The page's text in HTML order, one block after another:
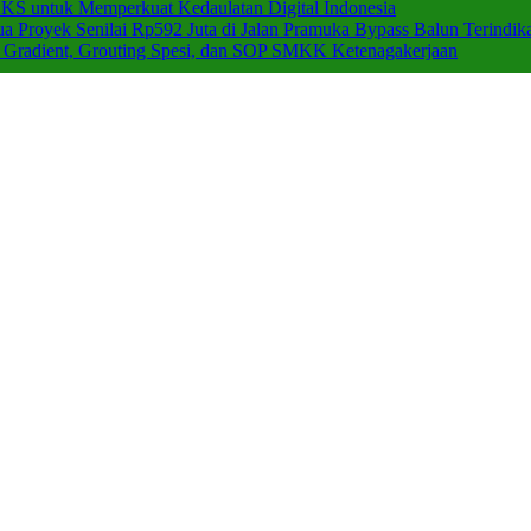
untuk Memperkuat Kedaulatan Digital Indonesia
Senilai Rp592 Juta di Jalan Pramuka Bypass Balun
Grouting Spesi, dan SOP SMKK Ketenagakerjaan